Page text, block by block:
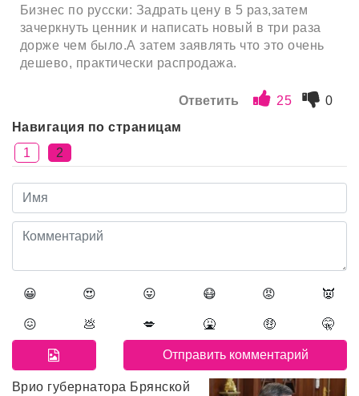
Бизнес по русски: Задрать цену в 5 раз,затем
зачеркнуть ценник и написать новый в три раза
дорже чем было.А затем заявлять что это очень
дешево, практически распродажа.
Ответить 25
0
Навигация по страницам
1
2
😀 😍 😛 😷 😡 👿
😖 💩 💋 🤮 🤑 🤫
Врио губернатора Брянской